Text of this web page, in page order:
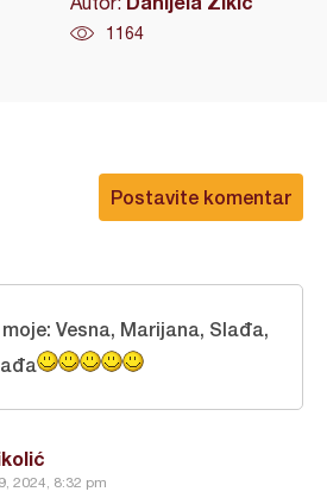
1164
Postavite komentar
2024, 8:32 pm
Vesna, Marijana, Slađa,